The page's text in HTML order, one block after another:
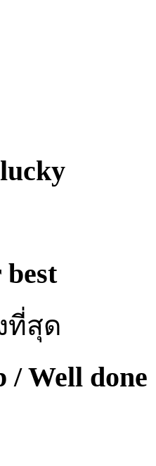
ที่สุด
/ Well done